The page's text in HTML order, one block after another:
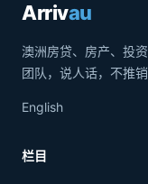
Arrivau
澳洲房贷、房产、投
团队，说人话，不推销
English
栏目